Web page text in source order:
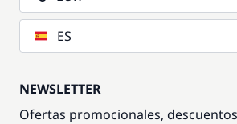
ES
NEWSLETTER
Ofertas promocionales,